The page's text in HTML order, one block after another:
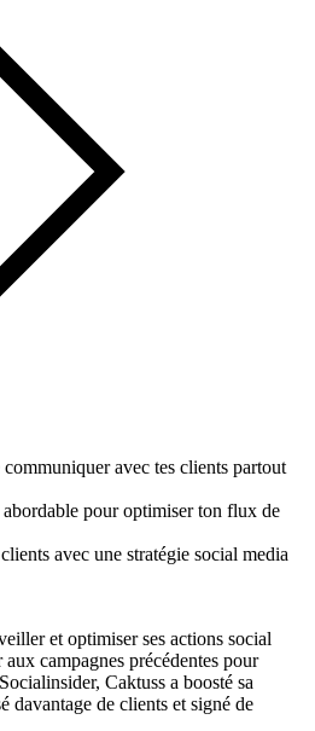
avec tes clients partout
pour optimiser ton flux de
avec une stratégie social media
et optimiser ses actions social
campagnes précédentes pour
Caktuss a boosté sa
davantage de clients et signé de